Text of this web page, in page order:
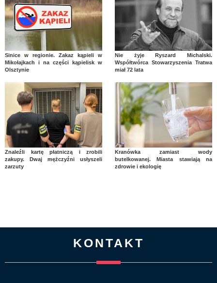
Sinice w regionie. Zakaz kąpieli w
Mikołajkach i na części kąpielisk w
Olsztynie
Nie żyje Ryszard Michalski.
Współtwórca Stowarzyszenia Tratwa
miał 72 lata
Znaleźli kartę płatniczą i zrobili
zakupy. Dwaj mężczyźni usłyszeli
zarzuty
Kranówka zamiast wody
butelkowanej. Miasta stawiają na
zdrowie i ekologię
KONTAKT